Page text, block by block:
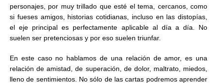
personajes, por muy trillado que esté el tema, cercanos, como
si fueses amigos, historias cotidianas, incluso en las distopías,
el eje principal es perfectamente aplicable al día a día. No
suelen ser pretenciosas y por eso suelen triunfar.
En este caso no hablamos de una relación de amor, es una
relación de amistad, de superación, de dolor, maltrato, miedos,
lleno de sentimientos. No sólo de las cartas podremos aprender